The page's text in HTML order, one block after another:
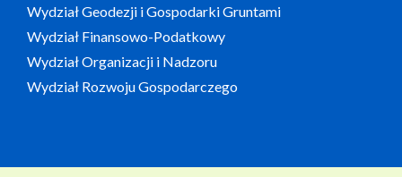
Wydział Geodezji i Gospodarki Gruntami
Wydział Finansowo-Podatkowy
Wydział Organizacji i Nadzoru
Wydział Rozwoju Gospodarczego